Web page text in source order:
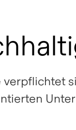
verpflichtet